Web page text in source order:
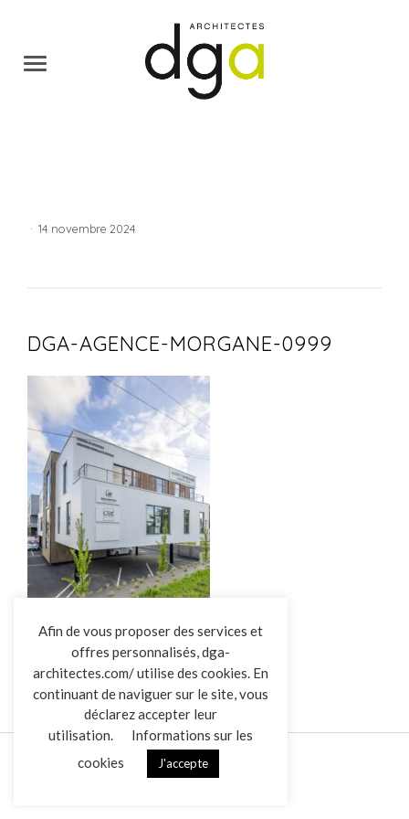
L’AGENCE
RÉALISATIONS
ACTUALITÉS
CONTACT
· 14 novembre 2024
DGA-AGENCE-MORGANE-0999
Afin de vous proposer des services et
offres personnalisés, dga-
architectes.com/ utilise des cookies. En
continuant de naviguer sur le site, vous
déclarez accepter leur
utilisation.
Informations sur les
cookies
J'accepte